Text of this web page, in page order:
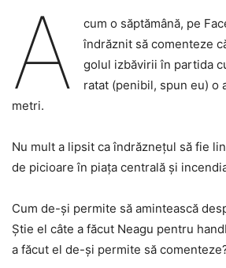
A
cum o săptămână, pe
îndrăznit să comenteze
golul izbăvirii în partida
ratat (penibil, spun eu) o
metri.
Nu mult a lipsit ca îndrăznețul să fie
de picioare în piața centrală și
Cum de-și permite să amintească
Ştie el câte a făcut Neagu pentru
a făcut el de-și permite să